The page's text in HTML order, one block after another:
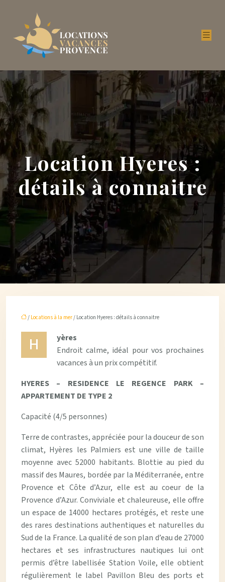
Location Hyeres :
détails à connaitre
/ Locations à la mer/ Location Hyeres : détails à connaitre
H
yères
Endroit calme, idéal pour vos prochaines
vacances à un prix compétitif.
HYERES – RESIDENCE LE REGENCE PARK –
APPARTEMENT DE TYPE 2
Capacité (4/5 personnes)
Terre de contrastes, appréciée pour la douceur de son
climat, Hyères les Palmiers est une ville de taille
moyenne avec 52000 habitants. Blottie au pied du
massif des Maures, bordée par la Méditerranée, entre
Provence et Côte d’Azur, elle est au coeur de la
Provence d’Azur. Conviviale et chaleureuse, elle offre
un espace de 14000 hectares protégés, et reste une
des rares destinations authentiques et naturelles du
Sud de la France. La qualité de son plan d’eau de 27000
hectares et ses infrastructures nautiques lui ont
permis d’être labellisée Station Voile, elle obtient
régulièrement le label Pavillon Bleu des ports et